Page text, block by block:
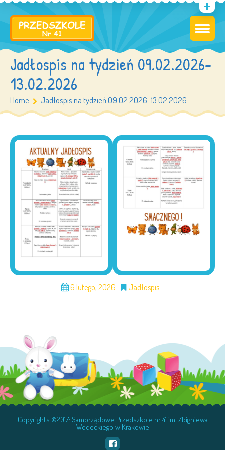
Jadłospis na tydzień 09.02.2026-
13.02.2026
Home Jadłospis na tydzień 09.02.2026-13.02.2026
6 lutego, 2026 Jadłospis
Copyrights ©2017: Samorządowe Przedszkole nr 41 im. Zbigniewa
Wodeckiego w Krakowie